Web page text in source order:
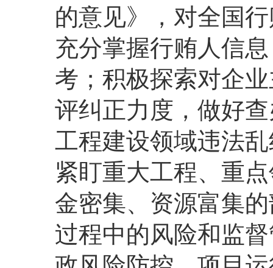
的意见》，对全国
充分掌握行贿人信
考；积极探索对企
评纠正力度，做好
工程建设领域违法
紧盯重大工程、重
金密集、资源富集
过程中的风险和监